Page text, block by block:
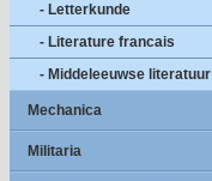
- Letterkunde
- Literature francais
- Middeleeuwse literatuur
Mechanica
Militaria